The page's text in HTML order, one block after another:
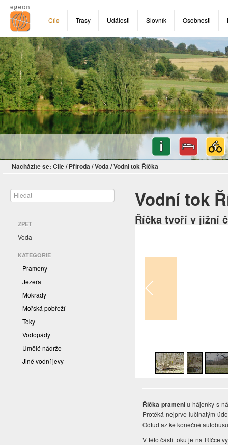
Cíle Trasy Události Slovník Osobnosti
Nacházíte se: Cíle/ Příroda/Voda/Vodní tok Říčka
ZPĚT
Voda
KATEGORIE
Prameny
Jezera
Mokřady
Mořská pobřeží
Toky
Vodopády
Umělé nádrže
Jiné vodní jevy
Vodní tok
Říčka tvoří v jižní
Říčka prameníu hájenky s
Protéká nejprve lučinatým
Odtud až ke konečné
V této části toku je na Říčce